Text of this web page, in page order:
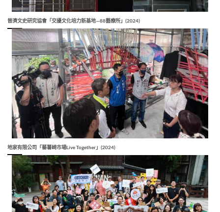
普濟文史研究協會「交擾文化培力新基地—88藝療所」(2024)
地家有限公司「蕃薯崎市場Live Together」(2024)